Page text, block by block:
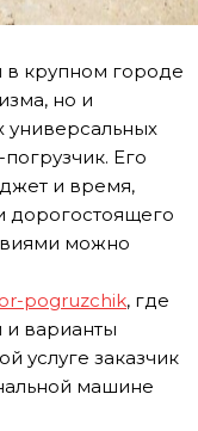
в крупном городе
но и
универсальных
Его
и время,
дорогостоящего
можно
pogruzchik, где
варианты
услуге заказчик
машине